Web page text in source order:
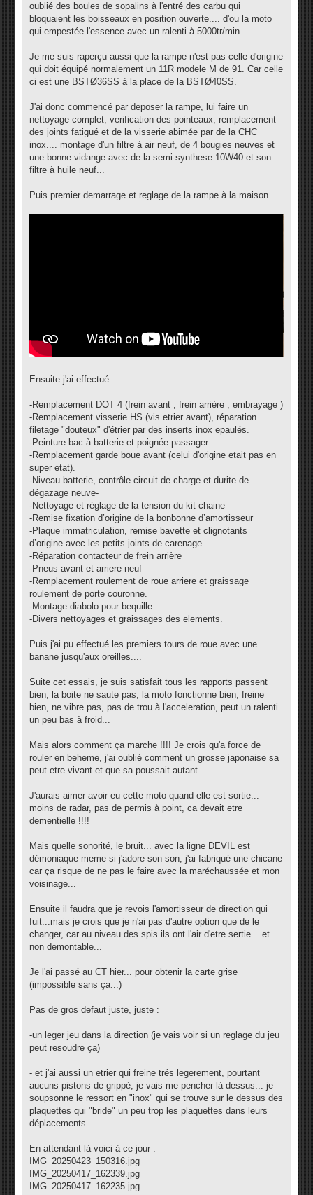
oublié des boules de sopalins à l'entré des carbu qui
bloquaient les boisseaux en position ouverte.... d'ou la moto
qui empestée l'essence avec un ralenti à 5000tr/min....
Je me suis raperçu aussi que la rampe n'est pas celle d'origine
qui doit équipé normalement un 11R modele M de 91. Car celle
ci est une BSTØ36SS à la place de la BSTØ40SS.
J'ai donc commencé par deposer la rampe, lui faire un
nettoyage complet, verification des pointeaux, remplacement
des joints fatigué et de la visserie abimée par de la CHC
inox.... montage d'un filtre à air neuf, de 4 bougies neuves et
une bonne vidange avec de la semi-synthese 10W40 et son
filtre à huile neuf...
Puis premier demarrage et reglage de la rampe à la maison....
Ensuite j'ai effectué
-Remplacement DOT 4 (frein avant , frein arrière , embrayage )
-Remplacement visserie HS (vis etrier avant), réparation
filetage "douteux" d'étrier par des inserts inox epaulés.
-Peinture bac à batterie et poignée passager
-Remplacement garde boue avant (celui d'origine etait pas en
super etat).
-Niveau batterie, contrôle circuit de charge et durite de
dégazage neuve-
-Nettoyage et réglage de la tension du kit chaine
-Remise fixation d’origine de la bonbonne d’amortisseur
-Plaque immatriculation, remise bavette et clignotants
d’origine avec les petits joints de carenage
-Réparation contacteur de frein arrière
-Pneus avant et arriere neuf
-Remplacement roulement de roue arriere et graissage
roulement de porte couronne.
-Montage diabolo pour bequille
-Divers nettoyages et graissages des elements.
Puis j'ai pu effectué les premiers tours de roue avec une
banane jusqu'aux oreilles....
Suite cet essais, je suis satisfait tous les rapports passent
bien, la boite ne saute pas, la moto fonctionne bien, freine
bien, ne vibre pas, pas de trou à l'acceleration, peut un ralenti
un peu bas à froid...
Mais alors comment ça marche !!!! Je crois qu'a force de
rouler en beheme, j'ai oublié comment un grosse japonaise sa
peut etre vivant et que sa poussait autant....
J'aurais aimer avoir eu cette moto quand elle est sortie...
moins de radar, pas de permis à point, ca devait etre
dementielle !!!!
Mais quelle sonorité, le bruit... avec la ligne DEVIL est
démoniaque meme si j'adore son son, j'ai fabriqué une chicane
car ça risque de ne pas le faire avec la maréchaussée et mon
voisinage...
Ensuite il faudra que je revois l'amortisseur de direction qui
fuit...mais je crois que je n'ai pas d'autre option que de le
changer, car au niveau des spis ils ont l'air d'etre sertie... et
non demontable...
Je l'ai passé au CT hier... pour obtenir la carte grise
(impossible sans ça...)
Pas de gros defaut juste, juste :
-un leger jeu dans la direction (je vais voir si un reglage du jeu
peut resoudre ça)
- et j'ai aussi un etrier qui freine trés legerement, pourtant
aucuns pistons de grippé, je vais me pencher là dessus... je
soupsonne le ressort en "inox" qui se trouve sur le dessus des
plaquettes qui "bride" un peu trop les plaquettes dans leurs
déplacements.
En attendant là voici à ce jour :
IMG_20250423_150316.jpg
IMG_20250417_162339.jpg
IMG_20250417_162235.jpg